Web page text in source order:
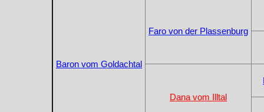
Baron vom Goldachtal
Faro von der Plassenburg
Dana vom Illtal